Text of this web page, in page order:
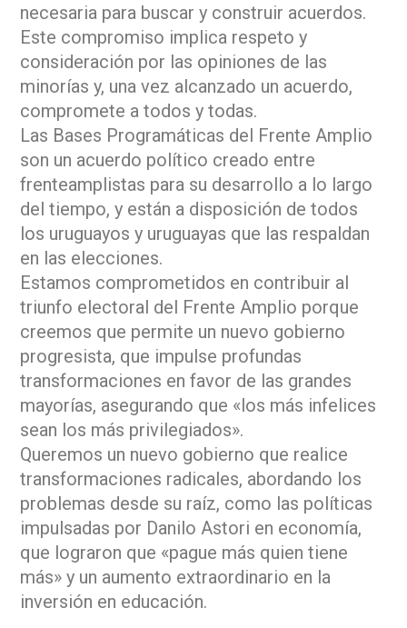
necesaria para buscar y construir acuerdos.
Este compromiso implica respeto y
consideración por las opiniones de las
minorías y, una vez alcanzado un acuerdo,
compromete a todos y todas.
Las Bases Programáticas del Frente Amplio
son un acuerdo político creado entre
frenteamplistas para su desarrollo a lo largo
del tiempo, y están a disposición de todos
los uruguayos y uruguayas que las respaldan
en las elecciones.
Estamos comprometidos en contribuir al
triunfo electoral del Frente Amplio porque
creemos que permite un nuevo gobierno
progresista, que impulse profundas
transformaciones en favor de las grandes
mayorías, asegurando que «los más infelices
sean los más privilegiados».
Queremos un nuevo gobierno que realice
transformaciones radicales, abordando los
problemas desde su raíz, como las políticas
impulsadas por Danilo Astori en economía,
que lograron que «pague más quien tiene
más» y un aumento extraordinario en la
inversión en educación.